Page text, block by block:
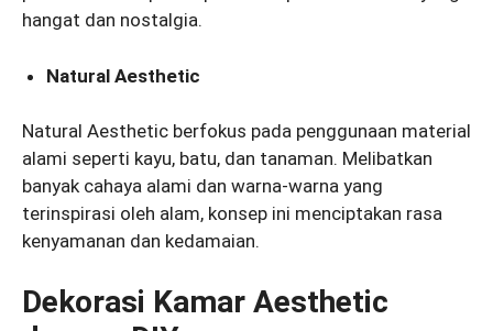
hangat dan nostalgia.
Natural Aesthetic
Natural Aesthetic berfokus pada penggunaan material
alami seperti kayu, batu, dan tanaman. Melibatkan
banyak cahaya alami dan warna-warna yang
terinspirasi oleh alam, konsep ini menciptakan rasa
kenyamanan dan kedamaian.
Dekorasi Kamar Aesthetic